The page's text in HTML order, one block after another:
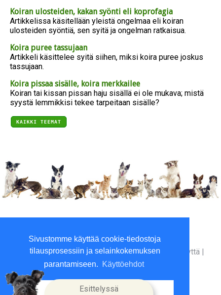
Sivustomme käyttää cookie-tiedostoja
tilausprosessiin ja selainkokemuksen
parantamiseen.
Käyttöehdot
Hyväksyn
Koiran ulosteiden, kakan syönti eli koprofagia
Artikkelissa käsitellään yleistä ongelmaa eli koiran
ulosteiden syöntiä, sen syitä ja ongelman ratkaisua.
Koira puree tassujaan
Artikkeli käsittelee syitä siihen, miksi koira puree joskus
tassujaan.
Koira pissaa sisälle, koira merkkailee
Koiran tai kissan pissan haju sisällä ei ole mukava; mistä
syystä lemmikkisi tekee tarpeitaan sisälle?
KAIKKI TEEMAT
Kesäperjantait suljettu
Yritysinfo|Toimitusehdot|Maksutavat|Ota yhteyttä |
GDPR tietosuojalausunto
Esittelyssä